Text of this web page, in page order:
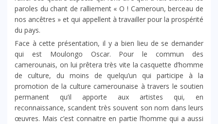
paroles du chant de ralliement « O ! Cameroun, berceau de
nos ancêtres » et qui appellent à travailler pour la prospérité
du pays.
Face à cette présentation, il y a bien lieu de se demander
qui est Moulongo Oscar. Pour le commun des
camerounais, on lui prêtera très vite la casquette d’homme
de culture, du moins de quelqu’un qui participe à la
promotion de la culture camerounaise à travers le soutien
permanent qu’il apporte aux artistes qui, en
reconnaissance, scandent très souvent son nom dans leurs
œuvres. Mais c’est connaitre en partie l’homme qui a aussi